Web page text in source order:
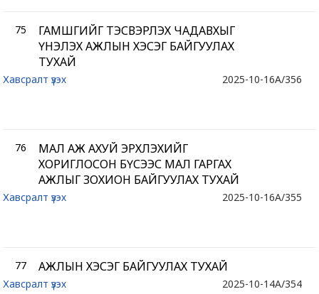
75
ГАМШГИЙГ ТЭСВЭРЛЭХ ЧАДАВХЫГ
ҮНЭЛЭХ АЖЛЫН ХЭСЭГ БАЙГУУЛАХ
ТУХАЙ
2025-10-16A/356
Хавсралт үзэх
76
МАЛ АЖ АХУЙ ЭРХЛЭХИЙГ
ХОРИГЛОСОН БҮСЭЭС МАЛ ГАРГАХ
АЖЛЫГ ЗОХИОН БАЙГУУЛАХ ТУХАЙ
2025-10-16A/355
Хавсралт үзэх
77 АЖЛЫН ХЭСЭГ БАЙГУУЛАХ ТУХАЙ
2025-10-14A/354
Хавсралт үзэх